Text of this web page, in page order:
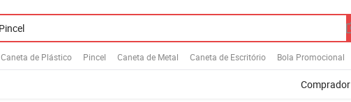
Caneta de Plástico Pincel Caneta de Metal Caneta de Escritório Bola Promocional
Comprador